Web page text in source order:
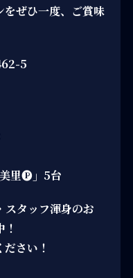
をぜひ一度、ご賞味
5
里🅟」5台
スタッフ渾身のお
さい！